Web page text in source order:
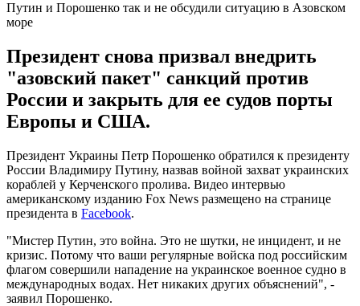
Путин и Порошенко так и не обсудили ситуацию в Азовском
море
Президент снова призвал внедрить
"азовский пакет" санкций против
России и закрыть для ее судов порты
Европы и США.
Президент Украины Петр Порошенко обратился к президенту
России Владимиру Путину, назвав войной захват украинских
кораблей у Керченского пролива. Видео интервью
американскому изданию Fox News размещено на странице
президента в Facebook.
"Мистер Путин, это война. Это не шутки, не инцидент, и не
кризис. Потому что ваши регулярные войска под российским
флагом совершили нападение на украинское военное судно в
международных водах. Нет никаких других объяснений", -
заявил Порошенко.